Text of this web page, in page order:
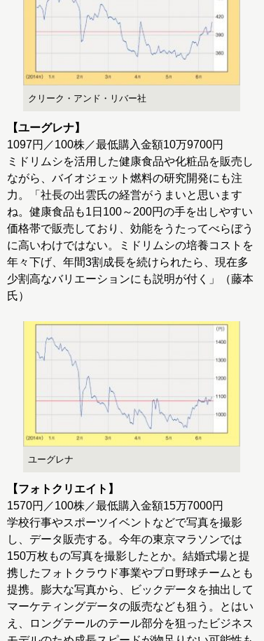
クリーク・アンド・リバー社
【ユーグレナ】
1097円／100株／最低購入金額10万9700円
ミドリムシを活用した健康食品や化粧品を販売し
ながら、バイオジェット燃料の研究開発にも注
力。「社長の出雲氏の経営がうまいと思います
ね。健康食品も1日100～200円の手を出しやすい
価格帯で販売しており、効能をうたってべらぼう
に高いわけではない。ミドリムシの培養コストを
年々下げ、年間3割成長を続けられたら、現在多
少割高なバリエーションにも説明が付く」（藤本
氏）
ユーグレナ
【フォトクリエイト】
1570円／100株／最低購入金額15万7000円
学校行事やスポーツイベントなどで写真を撮影
し、データ販売する。今年の東京マラソンでは
150万枚もの写真を撮影したとか。結婚式場と提
携したフォトクラウド事業やプロ野球チームとも
提携。膨大な写真から、ビックデータを抽出して
マーケティングデータの販売なども狙う。とはい
え、ロングテールのテール部分を狙ったビジネス